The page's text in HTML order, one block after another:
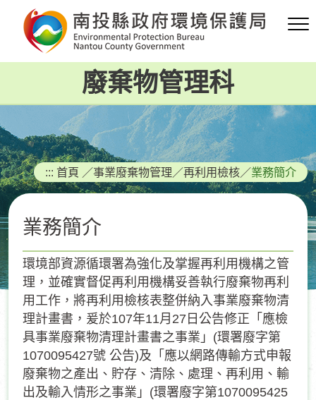
要
容
區
塊
廢棄物管理科
::: 首頁 ／事業廢棄物管理 ／再利用檢核／業務簡介
業務簡介
環境部資源循環署為強化及掌握再利用機構之管
理，並確實督促再利用機構妥善執行廢棄物再利
用工作，將再利用檢核表整併納入事業廢棄物清
理計畫書，爰於107年11月27日公告修正「應檢
具事業廢棄物清理計畫書之事業」(環署廢字第
1070095427號 公告)及「應以網路傳輸方式申報
廢棄物之產出、貯存、清除、處理、再利用、輸
出及輸入情形之事業」(環署廢字第1070095425